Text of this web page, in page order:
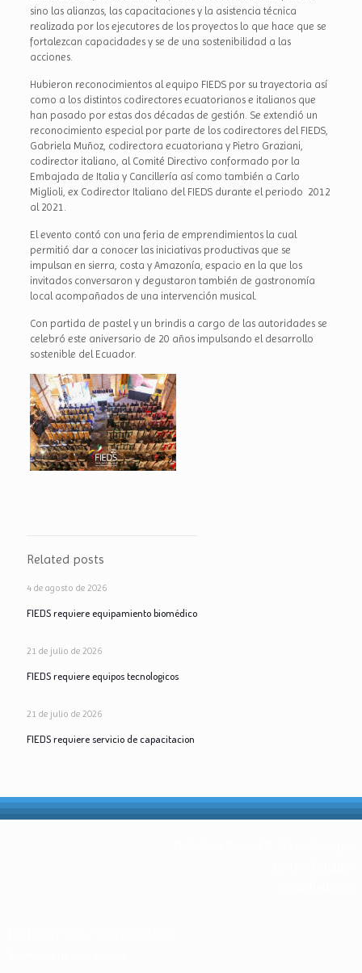
sino las alianzas, las capacitaciones y la asistencia técnica
realizada por los ejecutores de los proyectos lo que hace que se
fortalezcan capacidades y se de una sostenibilidad a las
acciones.
Hubieron reconocimientos al equipo FIEDS por su trayectoria así
como a los distintos codirectores ecuatorianos e italianos que
han pasado por estas dos décadas de gestión. Se extendió un
reconocimiento especial por parte de los codirectores del FIEDS,
Gabriela Muñoz, codirectora ecuatoriana y Pietro Graziani,
codirector italiano, al Comité Directivo conformado por la
Embajada de Italia y Cancillería así como también a Carlo
Miglioli, ex Codirector Italiano del FIEDS durante el periodo 2012
al 2021.
El evento contó con una feria de emprendimientos la cual
permitió dar a conocer las iniciativas productivas que se
impulsan en sierra, costa y Amazonía, espacio en la que los
invitados conversaron y degustaron también de gastronomía
local acompañados de una intervención musical.
Con partida de pastel y un brindis a cargo de las autoridades se
celebró este aniversario de 20 años impulsando el desarrollo
sostenible del Ecuador.
Related posts
4 de agosto de 2026
FIEDS requiere equipamiento biomédico
21 de julio de 2026
FIEDS requiere equipos tecnologicos
21 de julio de 2026
FIEDS requiere servicio de capacitacion